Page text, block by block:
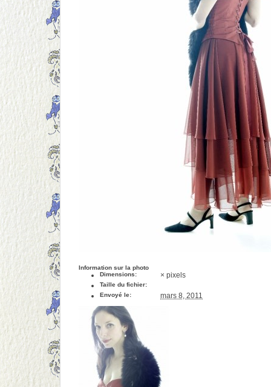
Information sur la photo
Dimensions:
× pixels
Taille du fichier:
Envoyé le:
mars 8, 2011